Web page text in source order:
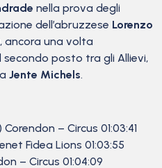
nella prova degli
dell’abruzzese Lorenzo
ancora una volta
posto tra gli Allievi,
Jente Michels.
– Circus 01:03:41
Fidea Lions 01:03:55
– Circus 01:04:09